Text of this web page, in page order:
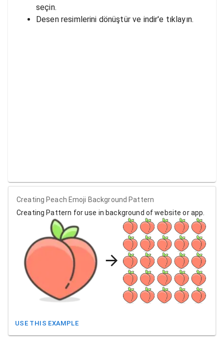
seçin.
Desen resimlerini dönüştür ve indir'e tıklayın.
Creating Peach Emoji Background Pattern
Creating Pattern for use in background of website or app.
USE THIS EXAMPLE